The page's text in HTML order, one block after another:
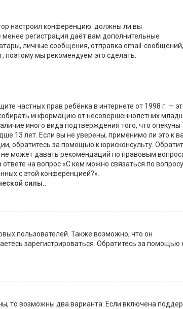
настроил конференцию: должны ли вы
регистрация даёт вам дополнительные
личные сообщения, отправка email-сообщений,
поэтому мы рекомендуем это сделать.
частных прав ребёнка в интернете от 1998 г. —
информацию от несовершеннолетних
иного вида подтверждения того, что опекуны
13 лет. Если вы не уверены, применимо ли это к
обратитесь за помощью к юрисконсульту.
может давать рекомендаций по правовым
на вопрос «С кем можно связаться по вопросу
с этой конференцией?».
силы.
пользователей. Также возможно, что он
зарегистрироваться. Обратитесь за помощью
то возможны два варианта. Если включена